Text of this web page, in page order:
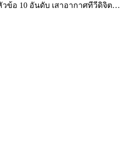
ข้อ 10 อันดับ เสาอากาศทีวีดิจิต…